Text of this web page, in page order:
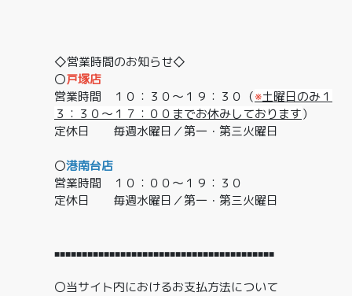
◇営業時間のお知らせ◇
〇戸塚店
営業時間 １０：３０～１９：３０（※土曜日のみ１
３：３０～１７：００までお休みしております）
定休日 毎週水曜日／第一・第三火曜日
〇港南台店
営業時間 １０：００～１９：３０
定休日 毎週水曜日／第一・第三火曜日
■■■■■■■■■■■■■■■■■■■■■■■■■■■■■■■■■■■■■■■■
〇当サイト内におけるお支払方法について